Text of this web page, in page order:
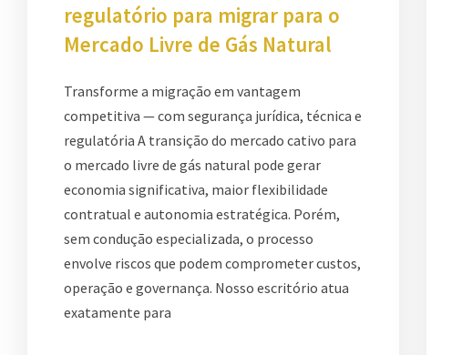
regulatório para migrar para o
Mercado Livre de Gás Natural
Transforme a migração em vantagem
competitiva — com segurança jurídica, técnica e
regulatória A transição do mercado cativo para
o mercado livre de gás natural pode gerar
economia significativa, maior flexibilidade
contratual e autonomia estratégica. Porém,
sem condução especializada, o processo
envolve riscos que podem comprometer custos,
operação e governança. Nosso escritório atua
exatamente para